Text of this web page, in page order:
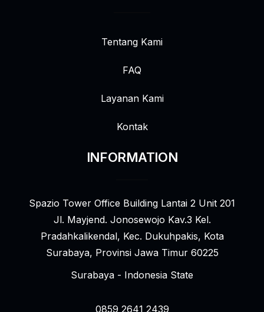
Tentang Kami
FAQ
Layanan Kami
Kontak
INFORMATION
Spazio Tower Office Building Lantai 2 Unit 201
Jl. Mayjend. Jonosewojo Kav.3 Kel.
Pradahkalikendal, Kec. Dukuhpakis, Kota
Surabaya, Provinsi Jawa Timur 60225
Surabaya - Indonesia State
0859 2641 2439